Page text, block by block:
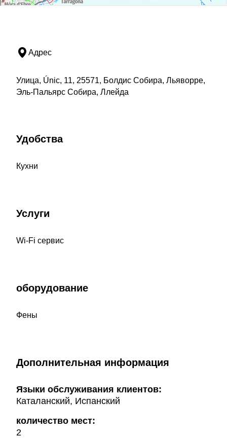
Адрес
Улица, Únic, 11, 25571, Болдис Собира, Льяворре,
Эль-Пальярс Собира, Ллейда
Удобства
Кухни
Услуги
Wi-Fi сервис
оборудование
Фены
Дополнительная информация
Языки обслуживания клиентов:
Каталанский, Испанский
количество мест:
2